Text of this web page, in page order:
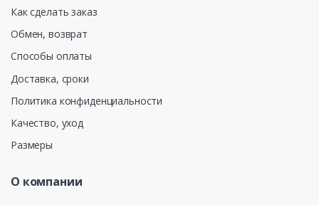
Как сделать заказ
Обмен, возврат
Способы оплаты
Доставка, сроки
Политика конфиденциальности
Качество, уход
Размеры
О компании